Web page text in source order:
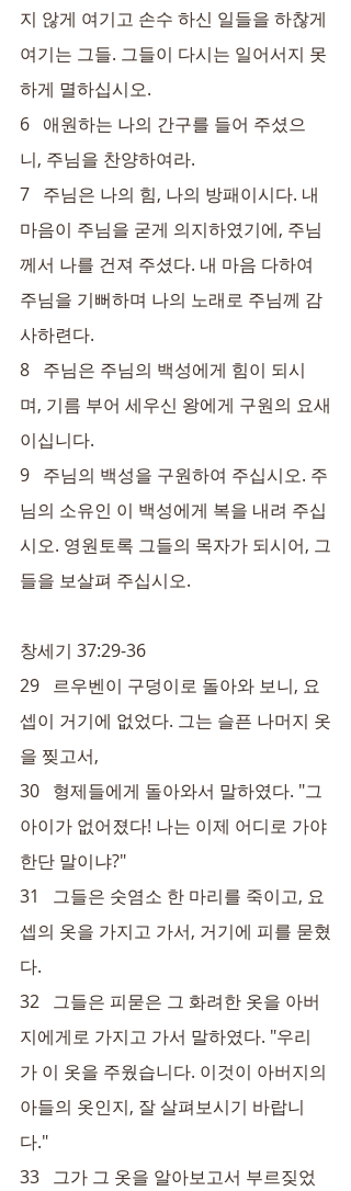
지 않게 여기고 손수 하신 일들을 하찮게
여기는 그들. 그들이 다시는 일어서지 못
하게 멸하십시오.
6   애원하는 나의 간구를 들어 주셨으
니, 주님을 찬양하여라.
7   주님은 나의 힘, 나의 방패이시다. 내
마음이 주님을 굳게 의지하였기에, 주님
께서 나를 건져 주셨다. 내 마음 다하여
주님을 기뻐하며 나의 노래로 주님께 감
사하련다.
8   주님은 주님의 백성에게 힘이 되시
며, 기름 부어 세우신 왕에게 구원의 요새
이십니다.
9   주님의 백성을 구원하여 주십시오. 주
님의 소유인 이 백성에게 복을 내려 주십
시오. 영원토록 그들의 목자가 되시어, 그
들을 보살펴 주십시오.
창세기 37:29-36
29   르우벤이 구덩이로 돌아와 보니, 요
셉이 거기에 없었다. 그는 슬픈 나머지 옷
을 찢고서,
30   형제들에게 돌아와서 말하였다. "그
아이가 없어졌다! 나는 이제 어디로 가야
한단 말이냐?"
31   그들은 숫염소 한 마리를 죽이고, 요
셉의 옷을 가지고 가서, 거기에 피를 묻혔
다.
32   그들은 피묻은 그 화려한 옷을 아버
지에게로 가지고 가서 말하였다. "우리
가 이 옷을 주웠습니다. 이것이 아버지의
아들의 옷인지, 잘 살펴보시기 바랍니
다."
33   그가 그 옷을 알아보고서 부르짖었